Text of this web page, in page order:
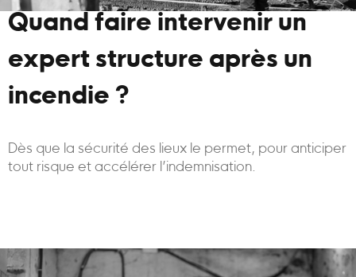
Quand faire intervenir un
expert structure après un
incendie ?
Dès que la sécurité des lieux le permet, pour anticiper
tout risque et accélérer l’indemnisation.